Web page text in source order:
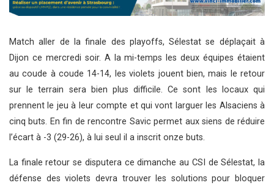
Match aller de la finale des playoffs, Sélestat se déplaçait à
Dijon ce mercredi soir. A la mi-temps les deux équipes étaient
au coude à coude 14-14, les violets jouent bien, mais le retour
sur le terrain sera bien plus difficile. Ce sont les locaux qui
prennent le jeu à leur compte et qui vont larguer les Alsaciens à
cinq buts. En fin de rencontre Savic permet aux siens de réduire
l’écart à -3 (29-26), à lui seul il a inscrit onze buts.
La finale retour se disputera ce dimanche au CSI de Sélestat, la
défense des violets devra trouver les solutions pour bloquer